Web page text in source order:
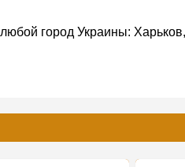
любой город Украины: